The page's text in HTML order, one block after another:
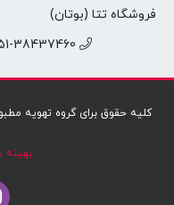
فروشگاه تتا (بوتان)
38437460
کلیه حقوق برای گروه تهویه
بهینه